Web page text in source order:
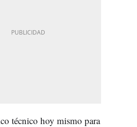
técnico hoy mismo para